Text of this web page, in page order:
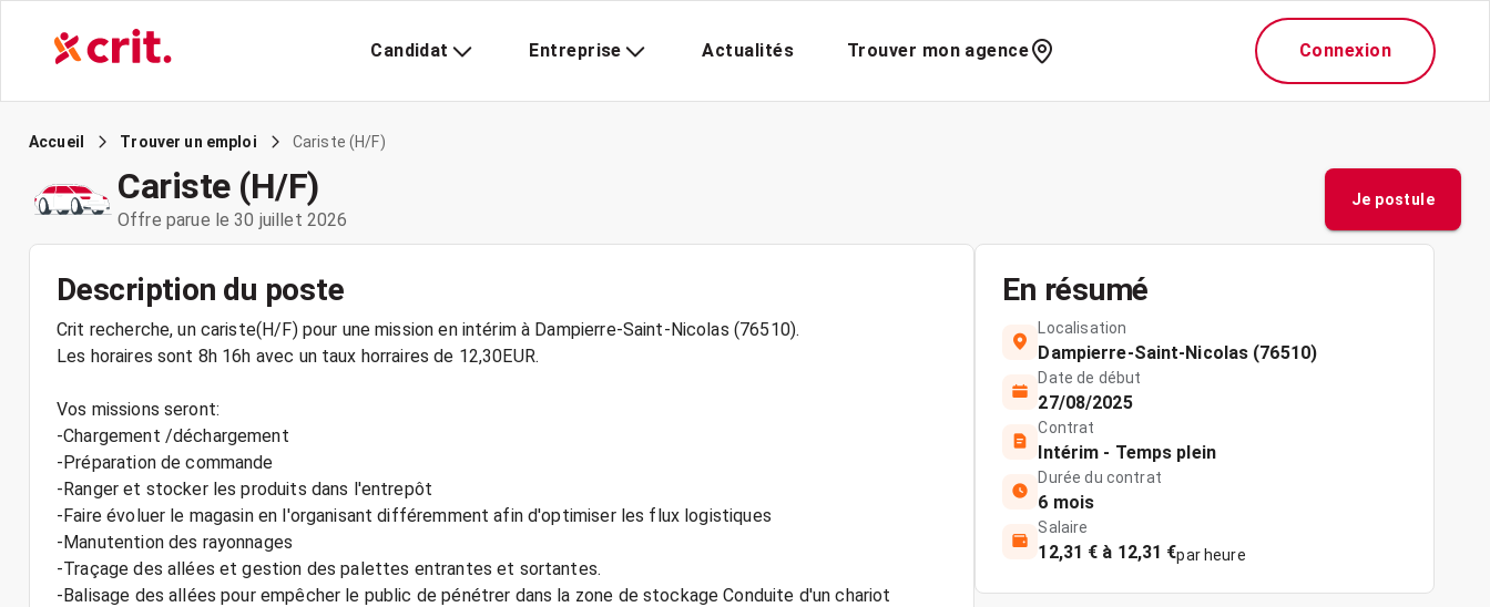
Candidat Entreprise Actualités Trouver mon agence Connexion
Accueil Trouver un emploi Cariste (H/F)
Cariste (H/F)
Offre parue le 30 juillet 2026
Je postule
Description du poste
Crit recherche, un cariste(H/F) pour une mission en intérim à Dampierre-Saint-Nicolas (76510).
Les horaires sont 8h 16h avec un taux horraires de 12,30EUR.
Vos missions seront:
-Chargement /déchargement
-Préparation de commande
-Ranger et stocker les produits dans l'entrepôt
-Faire évoluer le magasin en l'organisant différemment afin d'optimiser les flux logistiques
-Manutention des rayonnages
-Traçage des allées et gestion des palettes entrantes et sortantes.
-Balisage des allées pour empêcher le public de pénétrer dans la zone de stockage Conduite d'un chariot
En résumé
Localisation
Dampierre-Saint-Nicolas (76510)
Date de début
27/08/2025
Contrat
Intérim - Temps plein
Durée du contrat
6 mois
Salaire
12,31 € à 12,31 €par heure